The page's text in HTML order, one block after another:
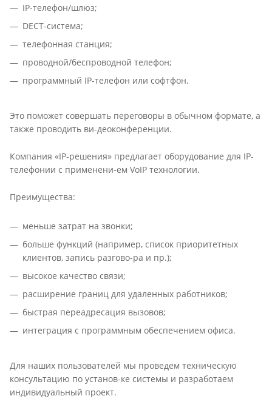
IP-телефон/шлюз;
DECT-система;
телефонная станция;
проводной/беспроводной телефон;
программный IP-телефон или софтфон.
Это поможет совершать переговоры в обычном формате, а
также проводить ви-деоконференции.
Компания «IP-решения» предлагает оборудование для IP-
телефонии с применени-ем VoIP технологии.
Преимущества:
меньше затрат на звонки;
больше функций (например, список приоритетных
клиентов, запись разгово-ра и пр.);
высокое качество связи;
расширение границ для удаленных работников;
быстрая переадресация вызовов;
интеграция с программным обеспечением офиса.
Для наших пользователей мы проведем техническую
консультацию по установ-ке системы и разработаем
индивидуальный проект.